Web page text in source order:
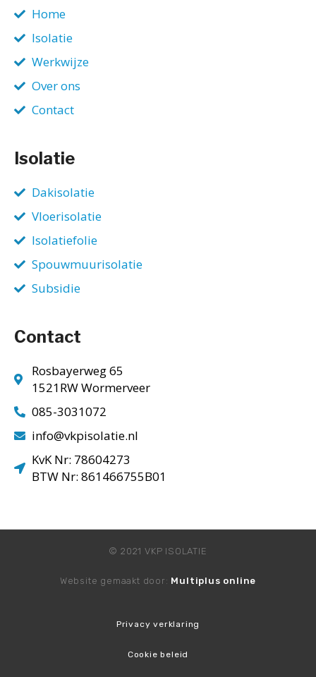
Home
Isolatie
Werkwijze
Over ons
Contact
Isolatie
Dakisolatie
Vloerisolatie
Isolatiefolie
Spouwmuurisolatie
Subsidie
Contact
Rosbayerweg 65
1521RW Wormerveer
085-3031072
info@vkpisolatie.nl
KvK Nr: 78604273
BTW Nr: 861466755B01
© 2021 VKP ISOLATIE
Website gemaakt door: Multiplus online
Privacy verklaring
Cookie beleid